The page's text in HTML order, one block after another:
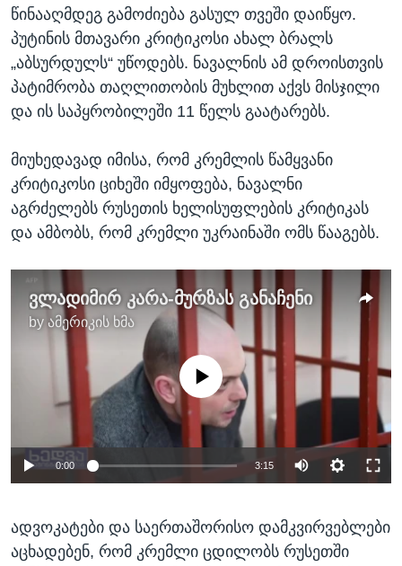
წინააღმდეგ გამოძიება გასულ თვეში დაიწყო.
პუტინის მთავარი კრიტიკოსი ახალ ბრალს
„აბსურდულს“ უწოდებს. ნავალნის ამ დროისთვის
პატიმრობა თაღლითობის მუხლით აქვს მისჯილი
და ის საპყრობილეში 11 წელს გაატარებს.
მიუხედავად იმისა, რომ კრემლის წამყვანი
კრიტიკოსი ციხეში იმყოფება, ნავალნი
აგრძელებს რუსეთის ხელისუფლების კრიტიკას
და ამბობს, რომ კრემლი უკრაინაში ომს წააგებს.
ვლადიმირ კარა-მურზას განაჩენი
by ამერიკის ხმა
No media source currently available
0:00 3:15
ადვოკატები და საერთაშორისო დამკვირვებლები
აცხადებენ, რომ კრემლი ცდილობს რუსეთში